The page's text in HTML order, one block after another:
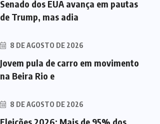
Senado dos EUA avança em pautas
de Trump, mas adia
8 DE AGOSTO DE 2026
Jovem pula de carro em movimento
na Beira Rio e
8 DE AGOSTO DE 2026